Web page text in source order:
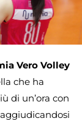
Vero Volley
che ha
di un’ora con
aggiudicandosi